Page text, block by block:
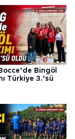
Bingöl
Türkiye 3.’sü